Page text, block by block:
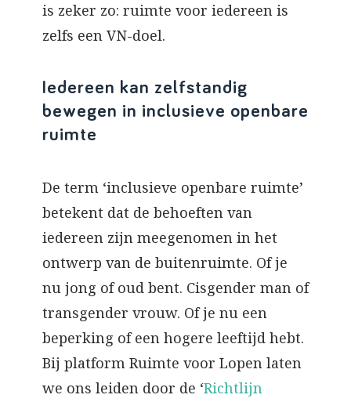
is zeker zo: ruimte voor iedereen is
zelfs een VN-doel.
Iedereen kan zelfstandig
bewegen in inclusieve openbare
ruimte
De term ‘inclusieve openbare ruimte’
betekent dat de behoeften van
iedereen zijn meegenomen in het
ontwerp van de buitenruimte. Of je
nu jong of oud bent. Cisgender man of
transgender vrouw. Of je nu een
beperking of een hogere leeftijd hebt.
Bij platform Ruimte voor Lopen laten
we ons leiden door de ‘Richtlijn